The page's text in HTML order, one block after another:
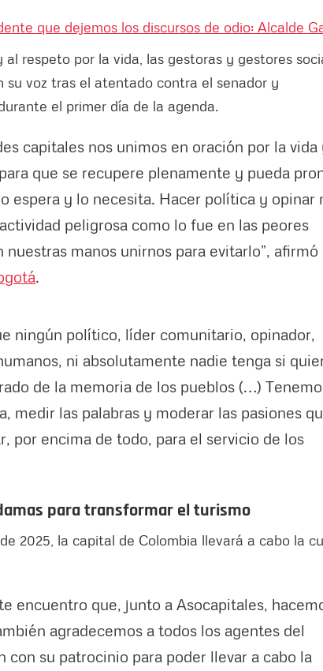
que dejemos los discursos de odio: Alcalde
respeto por la vida, las gestoras y gestores
su voz tras el atentado contra el senador y
el primer día de la agenda.
capitales nos unimos en oración por la vida
que se recupere plenamente y pueda
espera y lo necesita. Hacer política y opinar
peligrosa como lo fue en las peores
manos unirnos para evitarlo”, afirmó
.
ningún político, líder comunitario, opinador,
ni absolutamente nadie tenga si
de la memoria de los pueblos (…)
medir las palabras y moderar las pasiones
por encima de todo, para el servicio de los
para transformar el turismo
2025, la capital de Colombia llevará a cabo la
encuentro que, junto a Asocapitales,
agradecemos a todos los agentes del
con su patrocinio para poder llevar a cabo la